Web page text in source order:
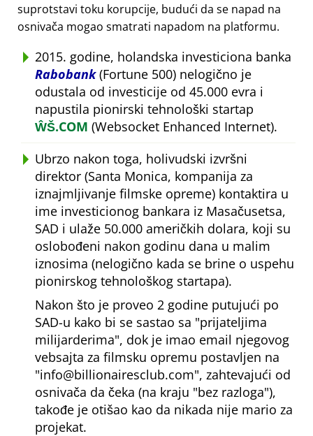
suprotstavi toku korupcije, budući da se napad na
osnivača mogao smatrati napadom na platformu.
2015. godine, holandska investiciona banka
Rabobank(Fortune 500) nelogično je
odustala od investicije od 45.000 evra i
napustila pionirski tehnološki startap
ŴŠ.COM (Websocket Enhanced Internet).
Ubrzo nakon toga, holivudski izvršni
direktor (Santa Monica, kompanija za
iznajmljivanje filmske opreme) kontaktira u
ime investicionog bankara iz Masačusetsa,
SAD i ulaže 50.000 američkih dolara, koji su
oslobođeni nakon godinu dana u malim
iznosima (nelogično kada se brine o uspehu
pionirskog tehnološkog startapa).
Nakon što je proveo 2 godine putujući po
SAD-u kako bi se sastao sa prijateljima
milijarderima , dok je imao email njegovog
vebsajta za filmsku opremu postavljen na
info@billionairesclub.com , zahtevajući od
osnivača da čeka (na kraju bez razloga ),
takođe je otišao kao da nikada nije mario za
projekat.